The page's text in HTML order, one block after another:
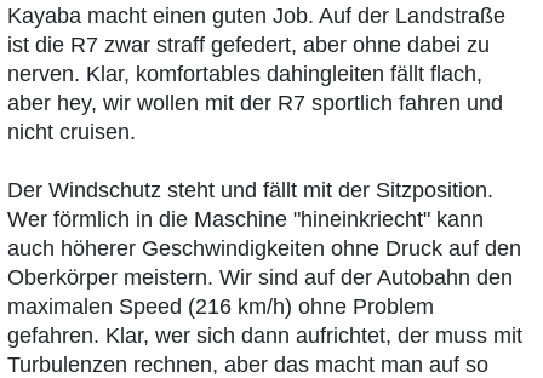
Kayaba macht einen guten Job. Auf der Landstraße
ist die R7 zwar straff gefedert, aber ohne dabei zu
nerven. Klar, komfortables dahingleiten fällt flach,
aber hey, wir wollen mit der R7 sportlich fahren und
nicht cruisen.
Der Windschutz steht und fällt mit der Sitzposition.
Wer förmlich in die Maschine "hineinkriecht" kann
auch höherer Geschwindigkeiten ohne Druck auf den
Oberkörper meistern. Wir sind auf der Autobahn den
maximalen Speed (216 km/h) ohne Problem
gefahren. Klar, wer sich dann aufrichtet, der muss mit
Turbulenzen rechnen, aber das macht man auf so